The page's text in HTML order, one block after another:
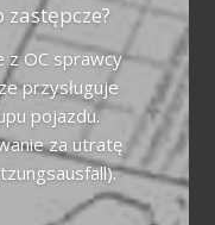
z OC sprawcy
przysługuje
pojazdu.
za utratę